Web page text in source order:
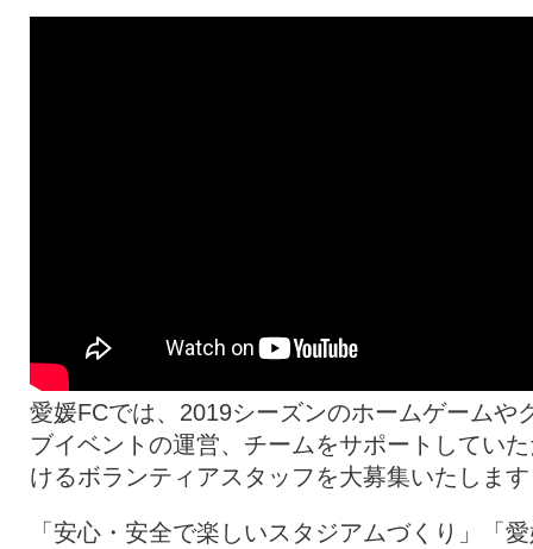
ファンクラブ 試合を観戦
愛媛FCでは、2019シーズンのホームゲームや
ブイベントの運営、チームをサポートしてい
けるボランティアスタッフを大募集いたしま
「安心・安全で楽しいスタジアムづくり」「